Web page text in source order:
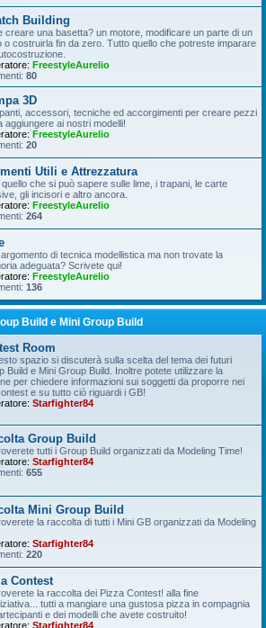
Building
creare una basetta? un motore, modificare un parte di un
o costruirla fin da zero. Tutto quello che potreste imparare
FreestyleAurelio
80
3D
accessori, tecniche ed accorgimenti per creare pezzi
aggiungere ai nostri modelli!
FreestyleAurelio
20
Utili e Attrezzatura
che si può sapere sulle lime, i trapani, le carte
gli incisori e altro ancora.
FreestyleAurelio
264
argomento di tecnica modellistica ma non trovate la
adeguata? Scrivete qui!
FreestyleAurelio
136
Build e Mini Group Build
Room
spazio si discuterà sulla scelta del tema dei futuri
Build e Mini Group Build. Inoltre potete utilizzare la
per chiedere informazioni sui soggetti da proporre nei
e su tutto ciò riguardi i GB!
Starfighter84
Group Build
tutti i Group Build organizzati da Modeling Time!
Starfighter84
655
Mini Group Build
la raccolta di tutti i Mini GB organizzati da Modeling
Starfighter84
220
Contest
la raccolta dei Pizza Contest! alla fine
tutti a mangiare una gustosa pizza in compagnia
e dei modelli che avete costruito!
Starfighter84